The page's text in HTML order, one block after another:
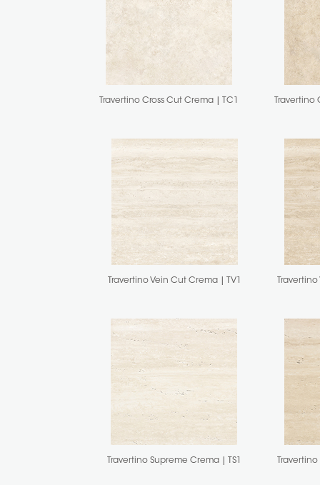
Travertino Cross Cut Crema | TC1
Travertino Vein Cut Crema | TV1
Travertino Supreme Crema | TS1